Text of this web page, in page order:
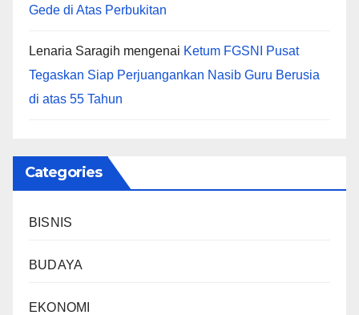
Gede di Atas Perbukitan
Lenaria Saragih mengenai Ketum FGSNI Pusat
Tegaskan Siap Perjuangankan Nasib Guru Berusia
di atas 55 Tahun
Categories
BISNIS
BUDAYA
EKONOMI